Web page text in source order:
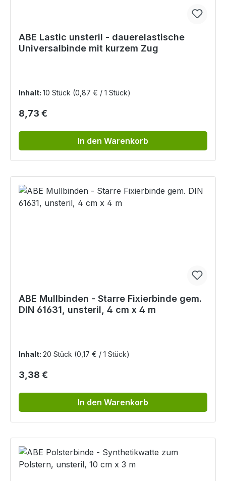
ABE Lastic unsteril - dauerelastische
Universalbinde mit kurzem Zug
Inhalt: 10 Stück (0,87 € / 1 Stück)
Regulärer Preis:
8,73 €
In den Warenkorb
ABE Mullbinden - Starre Fixierbinde gem.
DIN 61631, unsteril, 4 cm x 4 m
Inhalt: 20 Stück (0,17 € / 1 Stück)
Regulärer Preis:
3,38 €
In den Warenkorb